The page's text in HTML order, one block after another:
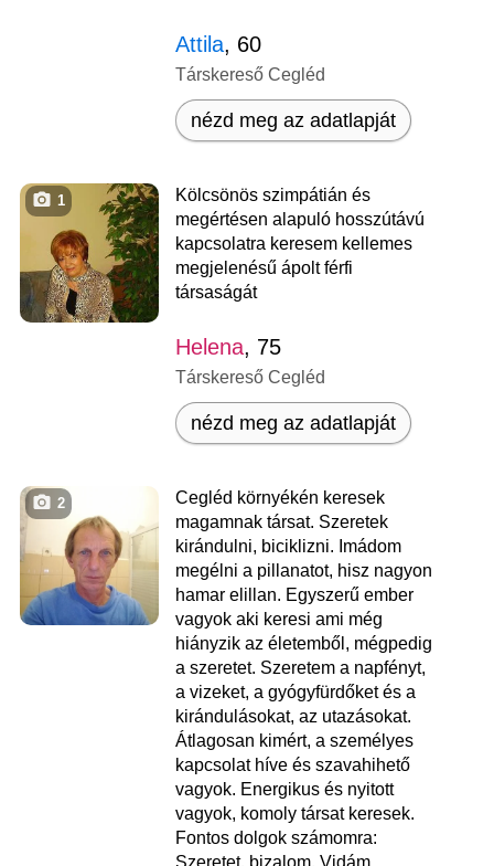
Attila, 60
Társkereső Cegléd
nézd meg az adatlapját
1
Kölcsönös szimpátián és
megértésen alapuló hosszútávú
kapcsolatra keresem kellemes
megjelenésű ápolt férfi
társaságát
Helena, 75
Társkereső Cegléd
nézd meg az adatlapját
2
Cegléd környékén keresek
magamnak társat. Szeretek
kirándulni, biciklizni. Imádom
megélni a pillanatot, hisz nagyon
hamar elillan. Egyszerű ember
vagyok aki keresi ami még
hiányzik az életemből, mégpedig
a szeretet. Szeretem a napfényt,
a vizeket, a gyógyfürdőket és a
kirándulásokat, az utazásokat.
Átlagosan kimért, a személyes
kapcsolat híve és szavahihető
vagyok. Energikus és nyitott
vagyok, komoly társat keresek.
Fontos dolgok számomra:
Szeretet, bizalom. Vidám